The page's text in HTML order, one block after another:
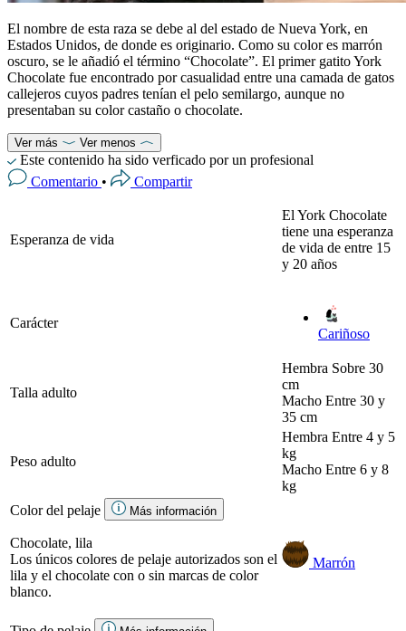
El nombre de esta raza se debe al del estado de Nueva York, en
Estados Unidos, de donde es originario. Como su color es marrón
oscuro, se le añadió el término “Chocolate”. El primer gatito York
Chocolate fue encontrado por casualidad entre una camada de gatos
callejeros cuyos padres tenían el pelo semilargo, aunque no
presentaban su color castaño o chocolate.
Ver más Ver menos
Este contenido ha sido verficado por un profesional
Comentario • Compartir
Esperanza de vida
El York Chocolate
tiene una esperanza
de vida de entre 15
y 20 años
Carácter
Cariñoso
Talla adulto
Hembra Sobre 30
cm
Macho Entre 30 y
35 cm
Peso adulto
Hembra Entre 4 y 5
kg
Macho Entre 6 y 8
kg
Color del pelaje
Más información
Chocolate, lila
Los únicos colores de pelaje autorizados son el
lila y el chocolate con o sin marcas de color
blanco.
Marrón